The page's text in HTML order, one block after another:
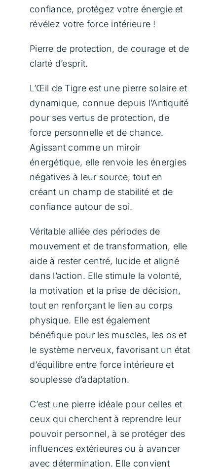
Contact
Panier
confiance, protégez votre énergie et
révélez votre force intérieure !
Pierre de protection, de courage et de
clarté d’esprit.
L’Œil de Tigre est une pierre solaire et
dynamique, connue depuis l’Antiquité
pour ses vertus de protection, de
force personnelle et de chance.
Agissant comme un miroir
énergétique, elle renvoie les énergies
négatives à leur source, tout en
créant un champ de stabilité et de
confiance autour de soi.
Véritable alliée des périodes de
mouvement et de transformation, elle
aide à rester centré, lucide et aligné
dans l’action. Elle stimule la volonté,
la motivation et la prise de décision,
tout en renforçant le lien au corps
physique. Elle est également
bénéfique pour les muscles, les os et
le système nerveux, favorisant un état
d’équilibre entre force intérieure et
souplesse d’adaptation.
C’est une pierre idéale pour celles et
ceux qui cherchent à reprendre leur
pouvoir personnel, à se protéger des
influences extérieures ou à avancer
avec détermination. Elle convient